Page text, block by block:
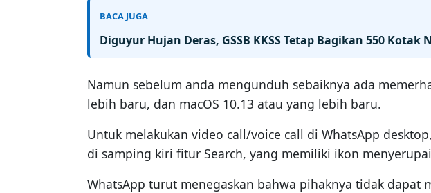
BACA JUGA
Diguyur Hujan Deras, GSSB KKSS Tetap Bagikan 550 Kotak
Namun sebelum anda mengunduh sebaiknya ada
lebih baru, dan macOS 10.13 atau yang lebih baru.
Untuk melakukan video call/voice call di WhatsApp
di samping kiri fitur Search, yang memiliki ikon
WhatsApp turut menegaskan bahwa pihaknya tidak